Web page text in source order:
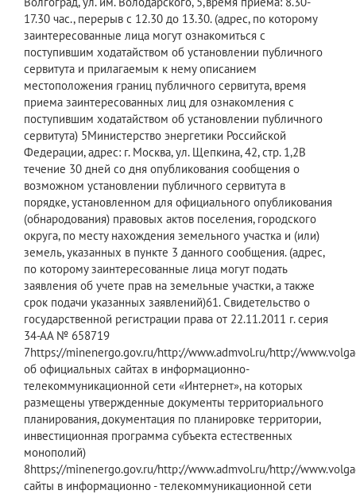
17.30 час., перерыв с 12.30 до 13.30. (адрес, по которому
заинтересованные лица могут ознакомиться с
поступившим ходатайством об установлении публичного
сервитута и прилагаемым к нему описанием
местоположения границ публичного сервитута, время
приема заинтересованных лиц для ознакомления с
поступившим ходатайством об установлении публичного
сервитута) ​5Министерство энергетики Российской
Федерации, адрес: г. Москва, ул. Щепкина, 42, стр. 1,2В
течение 30 дней со дня опубликования сообщения о
возможном установлении публичного сервитута в
порядке, установленном для официального опубликования
(обнародования) правовых актов поселения, городского
округа, по месту нахождения земельного участка и (или)
земель, указанных в пункте 3 данного сообщения. (адрес,
по которому заинтересованные лица могут подать
заявления об учете прав на земельные участки, а также
срок подачи указанных заявлений)​61. Свидетельство о
государственной регистрации права от 22.11.2011 г. серия
34-АА № 658719​
7https://minenergo.gov.ru/http://www.admvol.ru/http://
об официальных сайтах в информационно-
телекоммуникационной сети «Интернет», на которых
размещены утвержденные документы территориального
планирования, документация по планировке территории,
инвестиционная программа субъекта естественных
монополий)​
8https://minenergo.gov.ru/http://www.admvol.ru/http://
сайты в информационно - телекоммуникационной сети